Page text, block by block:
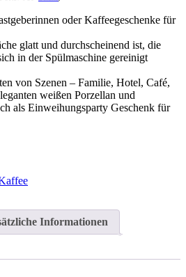
oder Kaffeegeschenke für
glatt und durchscheinend ist, die
in der Spülmaschine gereinigt
von Szenen – Familie, Hotel, Café,
weißen Porzellan und
als Einweihungsparty Geschenk für
Informationen